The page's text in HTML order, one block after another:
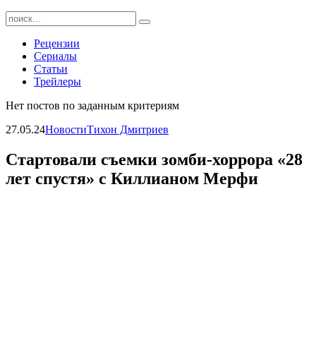
Найти:
Рецензии
Сериалы
Статьи
Трейлеры
Нет постов по заданным критериям
27.05.24НовостиТихон Дмитриев
Стартовали съемки зомби-хоррора «28
лет спустя» с Киллианом Мерфи